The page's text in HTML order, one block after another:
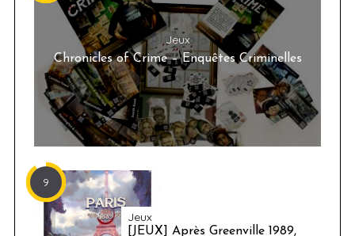
Jeux
Chronicles of Crime – Enquêtes Criminelles
9
Jeux
[JEUX] Après Greenville 1989,